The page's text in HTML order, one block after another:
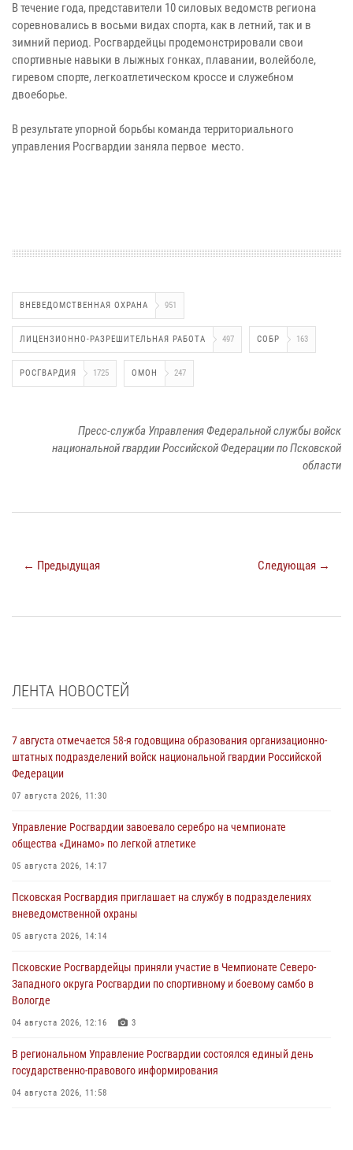
В течение года, представители 10 силовых ведомств региона
соревновались в восьми видах спорта, как в летний, так и в
зимний период. Росгвардейцы продемонстрировали свои
спортивные навыки в лыжных гонках, плавании, волейболе,
гиревом спорте, легкоатлетическом кроссе и служебном
двоеборье.
В результате упорной борьбы команда территориального
управления Росгвардии заняла первое место.
ВНЕВЕДОМСТВЕННАЯ ОХРАНА 951
ЛИЦЕНЗИОННО-РАЗРЕШИТЕЛЬНАЯ РАБОТА 497 СОБР 163
РОСГВАРДИЯ 1725 ОМОН 247
Пресс-служба Управления Федеральной службы войск
национальной гвардии Российской Федерации по Псковской
области
← Предыдущая Следующая →
ЛЕНТА НОВОСТЕЙ
7 августа отмечается 58-я годовщина образования организационно-
штатных подразделений войск национальной гвардии Российской
Федерации
07 августа 2026, 11:30
Управление Росгвардии завоевало серебро на чемпионате
общества «Динамо» по легкой атлетике
05 августа 2026, 14:17
Псковская Росгвардия приглашает на службу в подразделениях
вневедомственной охраны
05 августа 2026, 14:14
Псковские Росгвардейцы приняли участие в Чемпионате Северо-
Западного округа Росгвардии по спортивному и боевому самбо в
Вологде
04 августа 2026, 12:16 3
В региональном Управление Росгвардии состоялся единый день
государственно-правового информирования
04 августа 2026, 11:58